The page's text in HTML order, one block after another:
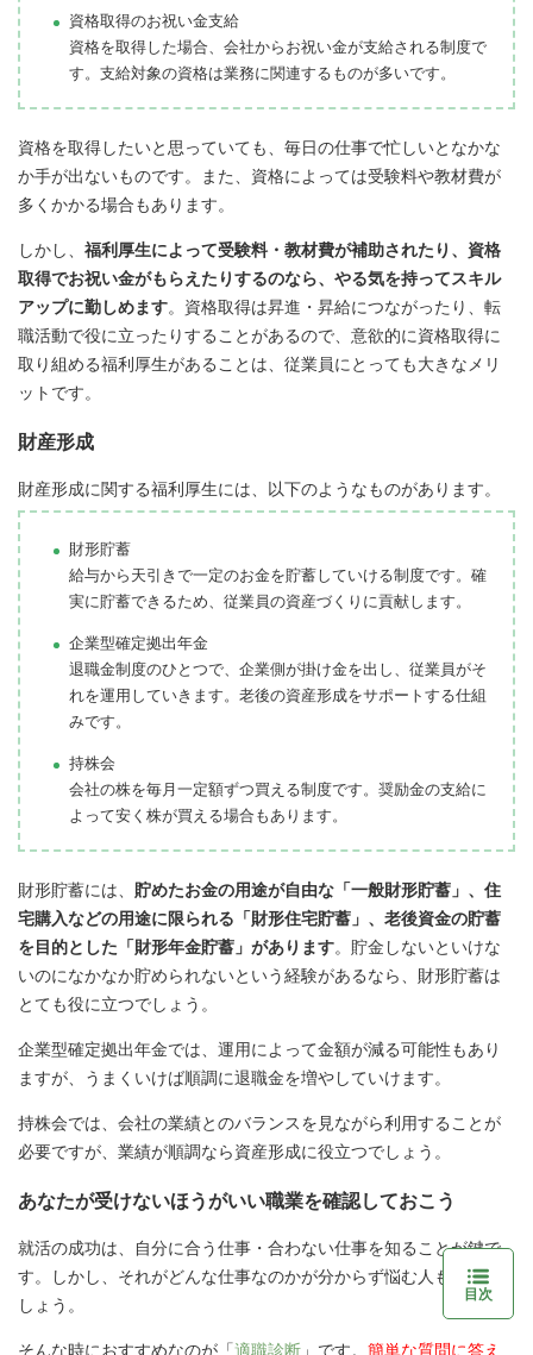
資格取得のお祝い金支給
資格を取得した場合、会社からお祝い金が支給される制度で
す。支給対象の資格は業務に関連するものが多いです。
資格を取得したいと思っていても、毎日の仕事で忙しいとなかな
か手が出ないものです。また、資格によっては受験料や教材費が
多くかかる場合もあります。
しかし、 福利厚生によって受験料・教材費が補助されたり、資格
取得でお祝い金がもらえたりするのなら、やる気を持ってスキル
アップに勤しめます。資格取得は昇進・昇給につながったり、転
職活動で役に立ったりすることがあるので、意欲的に資格取得に
取り組める福利厚生があることは、従業員にとっても大きなメリ
ットです。
財産形成
財産形成に関する福利厚生には、以下のようなものがあります。
財形貯蓄
給与から天引きで一定のお金を貯蓄していける制度です。確
実に貯蓄できるため、従業員の資産づくりに貢献します。
企業型確定拠出年金
退職金制度のひとつで、企業側が掛け金を出し、従業員がそ
れを運用していきます。老後の資産形成をサポートする仕組
みです。
持株会
会社の株を毎月一定額ずつ買える制度です。奨励金の支給に
よって安く株が買える場合もあります。
財形貯蓄には、 貯めたお金の用途が自由な「一般財形貯蓄」、住
宅購入などの用途に限られる「財形住宅貯蓄」、老後資金の貯蓄
を目的とした「財形年金貯蓄」があります。貯金しないといけな
いのになかなか貯められないという経験があるなら、財形貯蓄は
とても役に立つでしょう。
企業型確定拠出年金では、運用によって金額が減る可能性もあり
ますが、うまくいけば順調に退職金を増やしていけます。
持株会では、会社の業績とのバランスを見ながら利用することが
必要ですが、業績が順調なら資産形成に役立つでしょう。
あなたが受けないほうがいい職業を確認しておこう
就活の成功は、自分に合う仕事・合わない仕事を知ることが鍵で
す。しかし、それがどんな仕事なのかが分からず悩む人も多いで
しょう。
そんな時におすすめなのが「適職診断 」です。 簡単な質問に答え
目次